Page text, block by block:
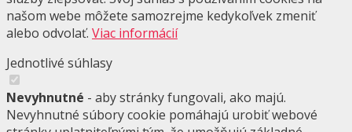
našom webe môžete samozrejme kedykoľvek zmeniť
alebo odvolať. Viac informácií
Jednotlivé súhlasy
Nevyhnutné - aby stránky fungovali, ako majú.
Nevyhnutné súbory cookie pomáhajú urobiť webové